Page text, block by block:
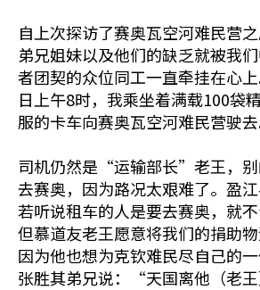
自上次探访了赛奥瓦空河难民营
弟兄姐妹以及他们的缺乏就被我
者团契的众位同工一直牵挂在心
日上午8时，我乘坐着满载100袋
服的卡车向赛奥瓦空河难民营驶去
司机仍然是“运输部长”老王，
去赛奥，因为路况太艰难了。盈
若听说租车的人是要去赛奥，就不
但慕道友老王愿意将我们的捐助物
因为他也想为克钦难民尽自己的
张胜其弟兄说：“天国离他（老